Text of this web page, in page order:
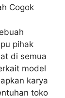
pihak
di semua
model
karya
toko